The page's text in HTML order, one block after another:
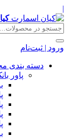
|
ورود | ثبت‌نام
دسته بندی
پاور